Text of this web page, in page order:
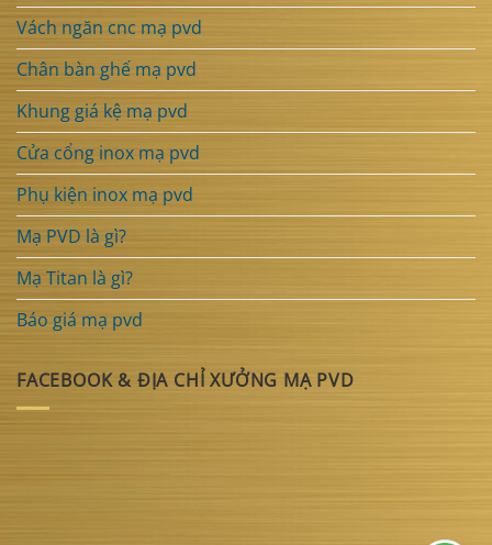
Vách ngăn cnc mạ pvd
Chân bàn ghế mạ pvd
Khung giá kệ mạ pvd
Cửa cổng inox mạ pvd
Phụ kiện inox mạ pvd
Mạ PVD là gì?
Mạ Titan là gì?
Báo giá mạ pvd
FACEBOOK & ĐỊA CHỈ XƯỞNG MẠ PVD